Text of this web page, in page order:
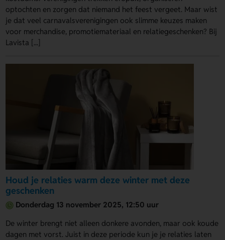
optochten en zorgen dat niemand het feest vergeet. Maar wist
je dat veel carnavalsverenigingen ook slimme keuzes maken
voor merchandise, promotiemateriaal en relatiegeschenken? Bij
Lavista [...]
Houd je relaties warm deze winter met deze
geschenken
Donderdag 13 november 2025, 12:50 uur
De winter brengt niet alleen donkere avonden, maar ook koude
dagen met vorst. Juist in deze periode kun je je relaties laten